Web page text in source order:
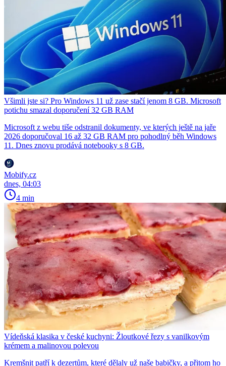
Všimli jste si? Pro Windows 11 už zase stačí jenom 8 GB. Microsoft
potichu smazal doporučení 32 GB RAM
Microsoft z webu tiše odstranil dokumenty, ve kterých ještě na jaře
2026 doporučoval 16 až 32 GB RAM pro pohodlný běh Windows
11. Dnes znovu prodává notebooky s 8 GB.
Mobify.cz
dnes, 04:03
4 min
Vídeňská klasika v české kuchyni: Žloutkové řezy s vanilkovým
krémem a malinovou polevou
Kremšnit patří k dezertům, které dělaly už naše babičky, a přitom ho